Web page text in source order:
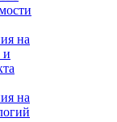
на
и
на